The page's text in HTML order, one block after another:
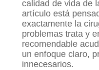
calidad de vida de
artículo está
exactamente la
problemas trata y
recomendable
un enfoque claro,
innecesarios.